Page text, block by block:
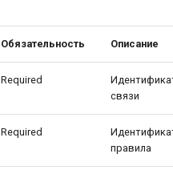
Возможные проблемы
эксплуатации
Обязательность Описание
Required
связи
Required
правила